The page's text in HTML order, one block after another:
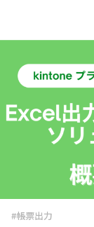
#帳票出力